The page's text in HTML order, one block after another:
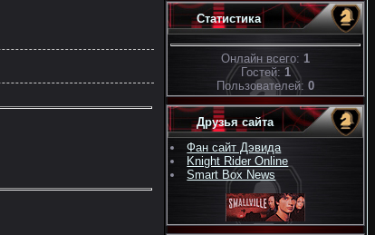
Статистика
Онлайн всего: 1
Гостей: 1
Пользователей: 0
Друзья сайта
Фан сайт Дэвида
Knight Rider Online
Smart Box News